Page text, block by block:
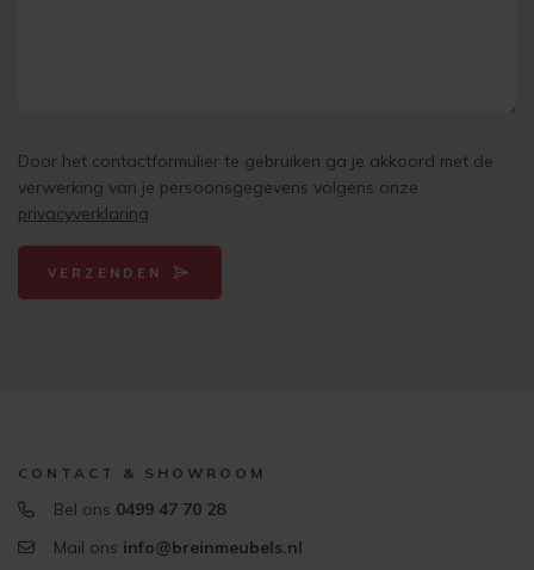
Door het contactformulier te gebruiken ga je akkoord met de
verwerking van je persoonsgegevens volgens onze
privacyverklaring
VERZENDEN
CONTACT & SHOWROOM
Bel ons 0499 47 70 28
Mail ons info@breinmeubels.nl